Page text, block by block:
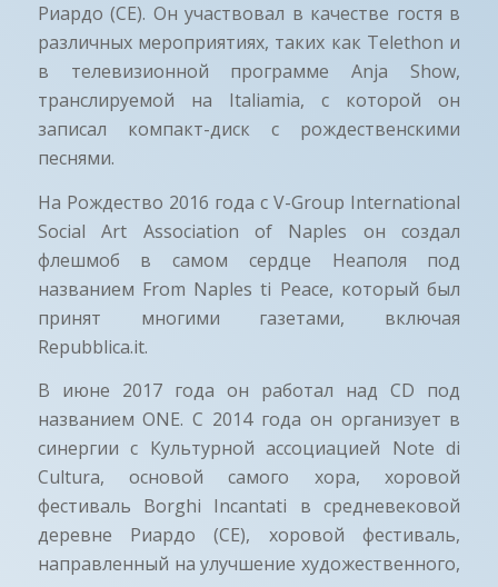
Риардо (CE). Он участвовал в качестве гостя в
различных мероприятиях, таких как Telethon и
в телевизионной программе Anja Show,
транслируемой на Italiamia, с которой он
записал компакт-диск с рождественскими
песнями.
На Рождество 2016 года с V-Group International
Social Art Association of Naples он создал
флешмоб в самом сердце Неаполя под
названием From Naples ti Peace, который был
принят многими газетами, включая
Repubblica.it.
В июне 2017 года он работал над CD под
названием ONE. С 2014 года он организует в
синергии с Культурной ассоциацией Note di
Cultura, основой самого хора, хоровой
фестиваль Borghi Incantati в средневековой
деревне Риардо (CE), хоровой фестиваль,
направленный на улучшение художественного,